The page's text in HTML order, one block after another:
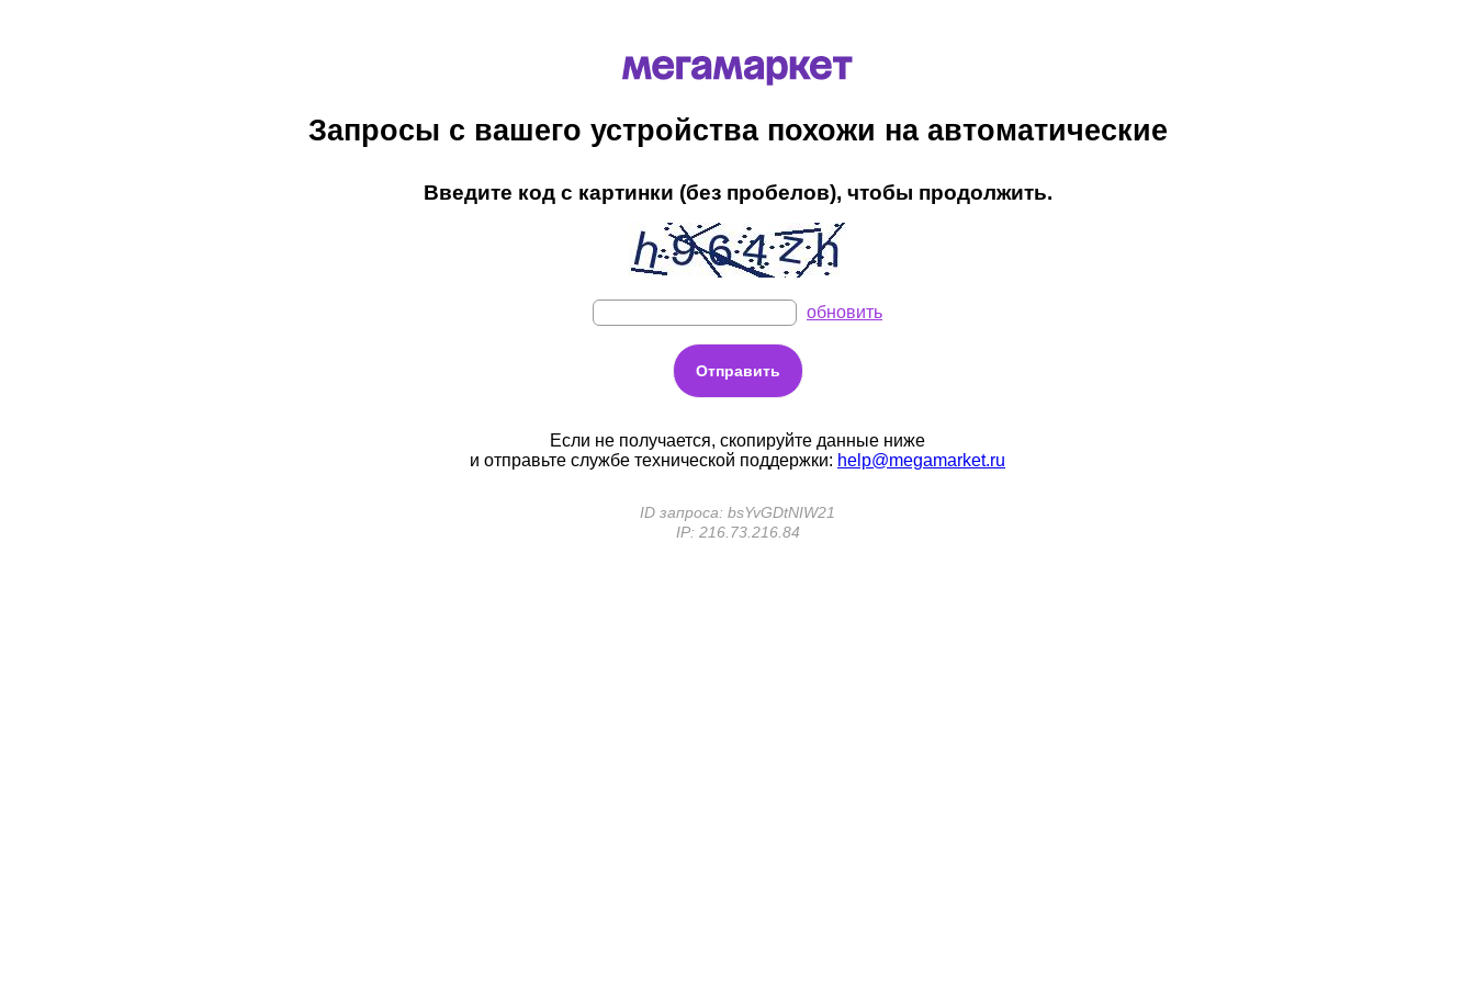
Запросы с вашего устройства похожи на автоматические
Введите код с картинки (без пробелов), чтобы продолжить.
обновить
Если не получается, скопируйте данные ниже
и отправьте службе технической поддержки: help@megamarket.ru
ID запроса: bsYvGDtNIW21
IP: 216.73.216.84